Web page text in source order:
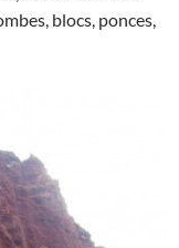
blocs, ponces,